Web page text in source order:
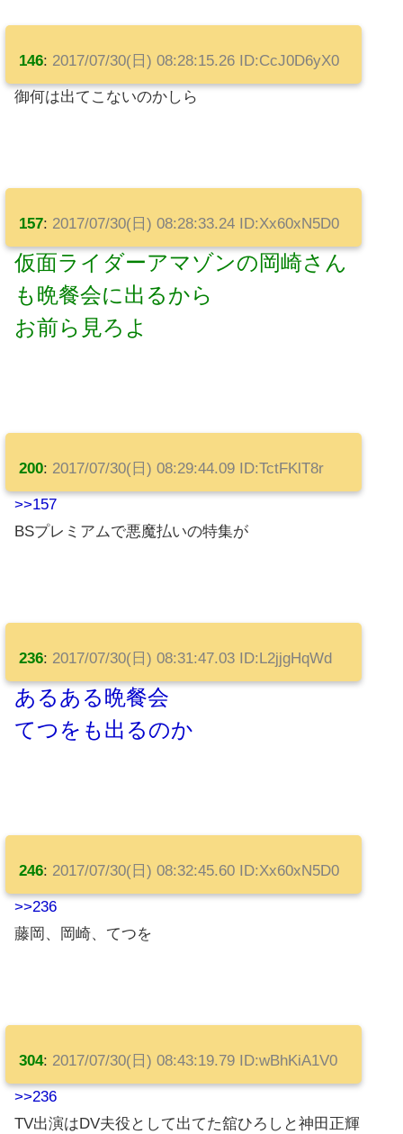
146: 2017/07/30(日) 08:28:15.26 ID:CcJ0D6yX0
御何は出てこないのかしら
157: 2017/07/30(日) 08:28:33.24 ID:Xx60xN5D0
仮面ライダーアマゾンの岡崎さん
も晩餐会に出るから
お前ら見ろよ
200: 2017/07/30(日) 08:29:44.09 ID:TctFKlT8r
>>157
BSプレミアムで悪魔払いの特集が
236: 2017/07/30(日) 08:31:47.03 ID:L2jjgHqWd
あるある晩餐会
てつをも出るのか
246: 2017/07/30(日) 08:32:45.60 ID:Xx60xN5D0
>>236
藤岡、岡崎、てつを
304: 2017/07/30(日) 08:43:19.79 ID:wBhKiA1V0
>>236
TV出演はDV夫役として出てた舘ひろしと神田正輝